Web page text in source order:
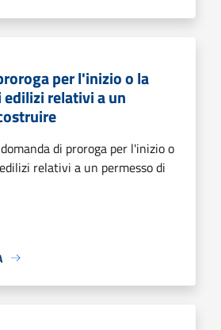
per l'inizio o la
relativi a un
di proroga per l'inizio o
relativi a un permesso di